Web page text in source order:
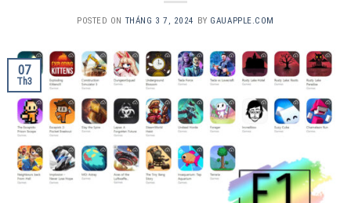
POSTED ON THÁNG 3 7, 2024 BY GAUAPPLE.COM
07
Th3